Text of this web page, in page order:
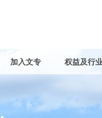
加入文专 权益及行